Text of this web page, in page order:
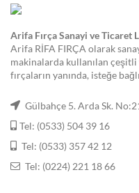
Arifa Fırça Sanayi ve Ticaret
Arifa RİFA FIRÇA olarak
makinalarda kullanılan çeşitli
fırçaların yanında, isteğe
Gülbahçe 5. Arda Sk.
Tel: (0533) 504 39 16
Tel: (0533) 357 42 12
Tel: (0224) 221 18 66